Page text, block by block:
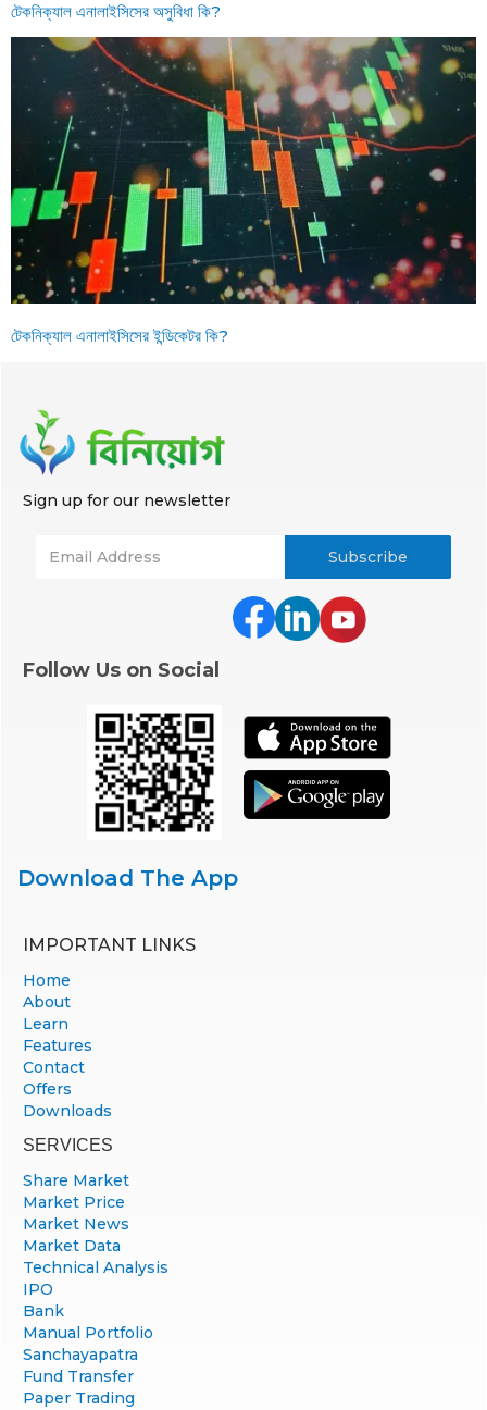
টেকনিক্যাল এনালাইসিসের অসুবিধা কি?
টেকনিক্যাল এনালাইসিসের ইন্ডিকেটর কি?
Sign up for our newsletter
Follow Us on Social
Download The App
IMPORTANT LINKS
Home
About
Learn
Features
Contact
Offers
Downloads
SERVICES
Share Market
Market Price
Market News
Market Data
Technical Analysis
IPO
Bank
Manual Portfolio
Sanchayapatra
Fund Transfer
Paper Trading